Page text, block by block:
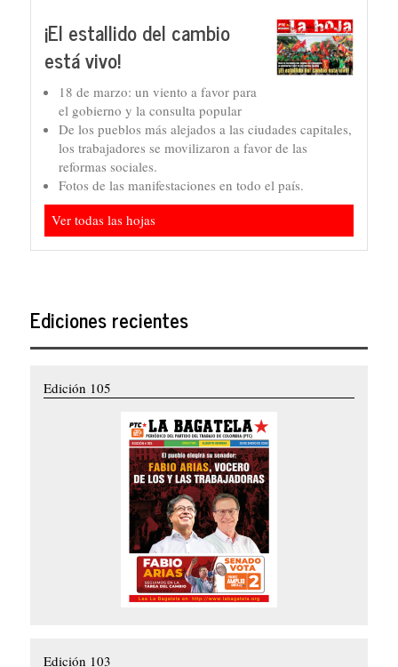
¡El estallido del cambio
está vivo!
18 de marzo: un viento a favor para
el gobierno y la consulta popular
De los pueblos más alejados a las ciudades capitales,
los trabajadores se movilizaron a favor de las
reformas sociales.
Fotos de las manifestaciones en todo el país.
Ver todas las hojas
Ediciones recientes
Edición 105
Edición 103